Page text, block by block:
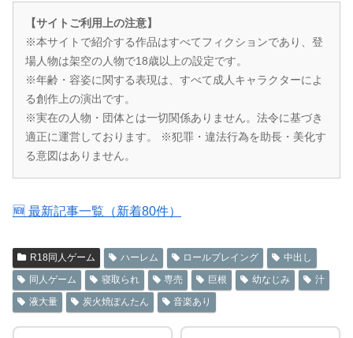
【サイトご利用上の注意】
※本サイトで紹介する作品はすべてフィクションであり、登
場人物は架空の人物で18歳以上の設定です。
※年齢・容姿に関する表現は、すべて成人キャラクターによ
る創作上の演出です。
※実在の人物・団体とは一切関係ありません。法令に基づき
適正に運営しております。 ※犯罪・違法行為を助長・美化す
る意図はありません。
🆕 最新記事一覧（新着80件）
R18同人ゲーム ハーレム ロールプレイング
中出し
同人ゲーム
寝取られ 専売 巨根 幼なじみ
汁
液大量
炭火焼ぽんたん 音楽あり